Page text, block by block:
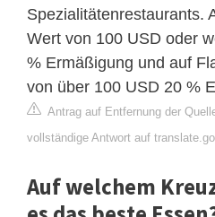
Spezialitätenrestaurants.
Wert von 100 USD oder
% Ermäßigung und auf
von über 100 USD 20 %
Antrag auf Entfernung der
vollständige Antwort auf
Auf welchem